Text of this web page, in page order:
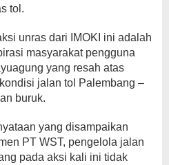
tol.
unras dari IMOKI ini adalah
masyarakat pengguna
yang resah atas
jalan tol Palembang –
buruk.
yang disampaikan
PT WST, pengelola jalan
pada aksi kali ini tidak